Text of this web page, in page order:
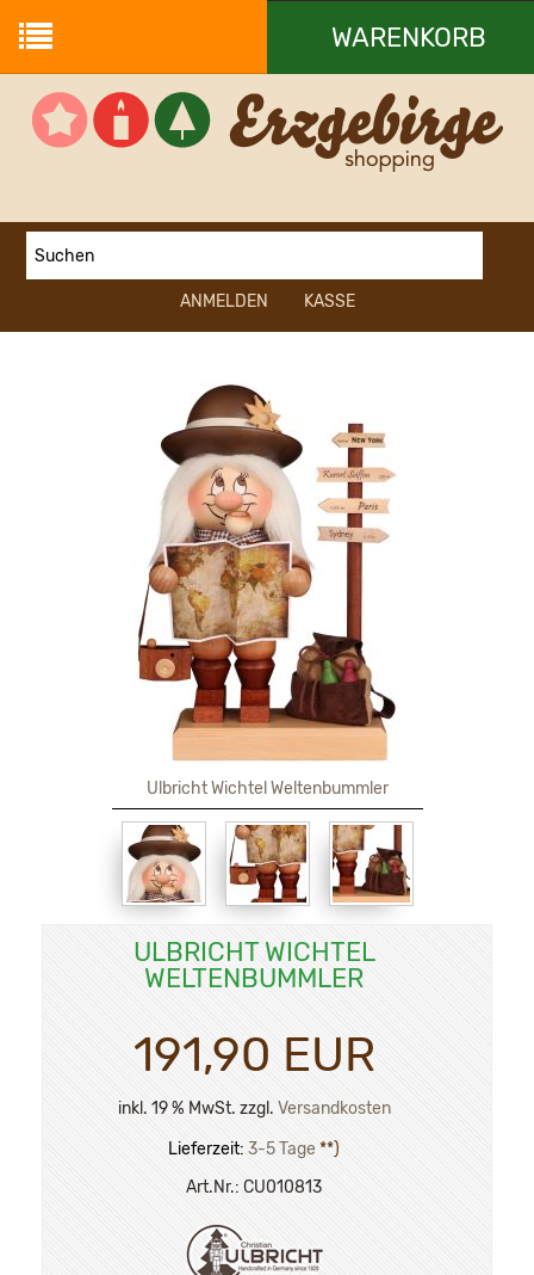
WARENKORB
Ihr Warenkorb ist leer.
ANMELDEN KASSE
Ulbricht Wichtel Weltenbummler
ULBRICHT WICHTEL
WELTENBUMMLER
191,90 EUR
inkl. 19 % MwSt. zzgl. Versandkosten
Lieferzeit: 3-5 Tage **)
Art.Nr.: CU010813